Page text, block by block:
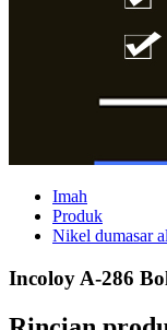
Imah
Produk
Nikel dumasar
Incoloy A-286